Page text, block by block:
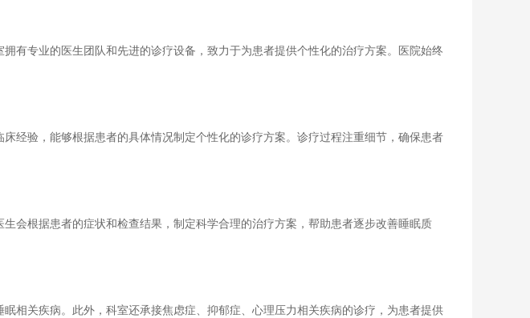
专业的医生团队和先进的诊疗设备，致力于为患者提供个性化的治疗方案。医院始终
验，能够根据患者的具体情况制定个性化的诊疗方案。诊疗过程注重细节，确保患者
根据患者的症状和检查结果，制定科学合理的治疗方案，帮助患者逐步改善睡眠质
关疾病。此外，科室还承接焦虑症、抑郁症、心理压力相关疾病的诊疗，为患者提供